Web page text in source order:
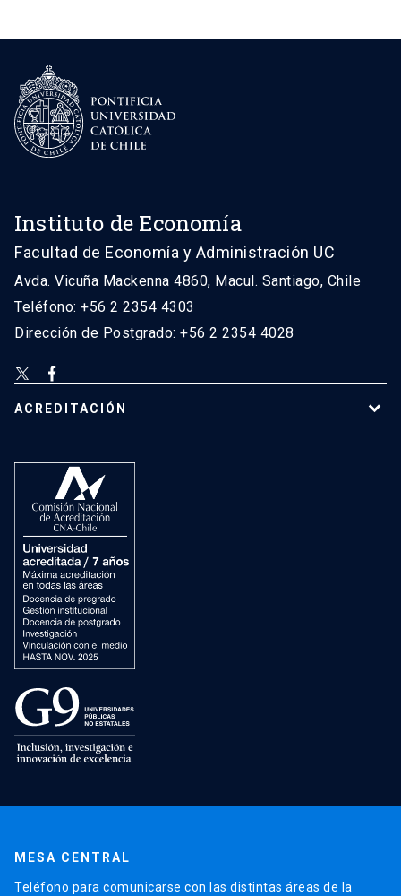
Instituto de Economía
Facultad de Economía y Administración UC
Avda. Vicuña Mackenna 4860, Macul. Santiago, Chile
Teléfono: +56 2 2354 4303
Dirección de Postgrado: +56 2 2354 4028
ACREDITACIÓN
MESA CENTRAL
Teléfono para comunicarse con las distintas áreas de la